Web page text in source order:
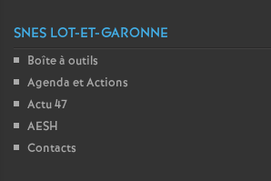
SNES LOT-ET-GARONNE
Boîte à outils
Agenda et Actions
Actu 47
AESH
Contacts